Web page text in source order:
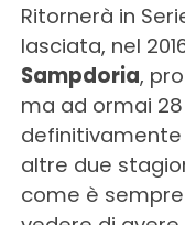
Ritornerà in
lasciata, nel
Sampdoria,
ma ad ormai
altre due
come è